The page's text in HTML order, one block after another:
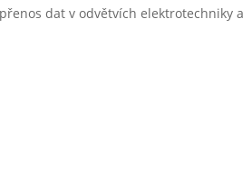
dat v odvětvích elektrotechniky a